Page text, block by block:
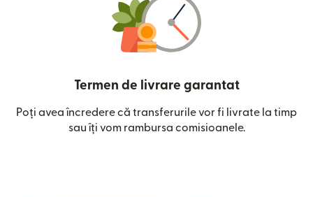
Termen de livrare garantat
Poți avea încredere că transferurile vor fi livrate la timp
sau îți vom rambursa comisioanele.